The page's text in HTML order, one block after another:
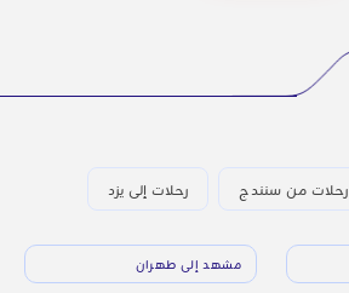
رحلات من سنندج رحلات إلى يزد
مشهد إلى طهران